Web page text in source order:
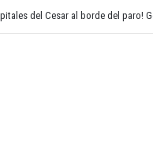
temporal del balneario